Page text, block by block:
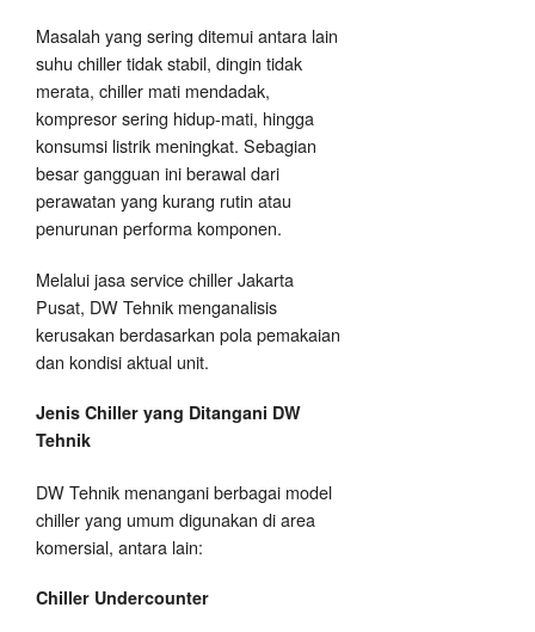
Masalah yang sering ditemui antara lain
suhu chiller tidak stabil, dingin tidak
merata, chiller mati mendadak,
kompresor sering hidup-mati, hingga
konsumsi listrik meningkat. Sebagian
besar gangguan ini berawal dari
perawatan yang kurang rutin atau
penurunan performa komponen.
Melalui jasa service chiller Jakarta
Pusat, DW Tehnik menganalisis
kerusakan berdasarkan pola pemakaian
dan kondisi aktual unit.
Jenis Chiller yang Ditangani DW
Tehnik
DW Tehnik menangani berbagai model
chiller yang umum digunakan di area
komersial, antara lain:
Chiller Undercounter